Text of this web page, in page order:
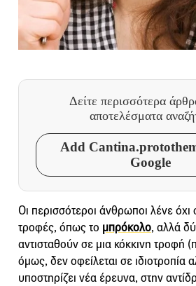
Δείτε περισσότερα
αποτελέσματα
Add
Google
Οι περισσότεροι άνθρωποι λένε όχι
τροφές, όπως το μπρόκολο, αλλά
αντισταθούν σε μια κόκκινη τροφή
όμως, δεν οφείλεται σε ιδιοτροπία
υποστηρίζει νέα έρευνα, στην